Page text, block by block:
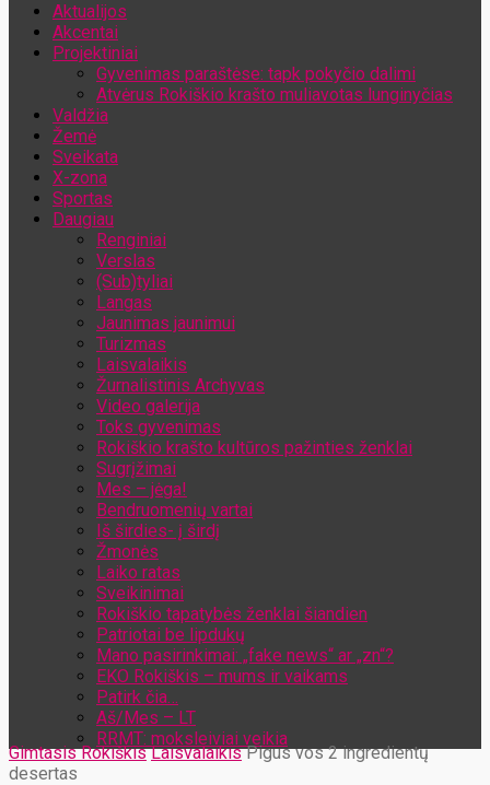
Aktualijos
Akcentai
Projektiniai
Gyvenimas paraštėse: tapk pokyčio dalimi
Atvėrus Rokiškio krašto muliavotas lunginyčias
Valdžia
Žemė
Sveikata
X-zona
Sportas
Daugiau
Renginiai
Verslas
(Sub)tyliai
Langas
Jaunimas jaunimui
Turizmas
Laisvalaikis
Žurnalistinis Archyvas
Video galerija
Toks gyvenimas
Rokiškio krašto kultūros pažinties ženklai
Sugrįžimai
Mes – jėga!
Bendruomenių vartai
Iš širdies- į širdį
Žmonės
Laiko ratas
Sveikinimai
Rokiškio tapatybės ženklai šiandien
Patriotai be lipdukų
Mano pasirinkimai: „fake news“ ar „zn“?
EKO Rokiškis – mums ir vaikams
Patirk čia…
Aš/Mes – LT
RRMT: moksleiviai veikia
Gimtasis Rokiškis Laisvalaikis Pigus vos 2 ingredientų
desertas